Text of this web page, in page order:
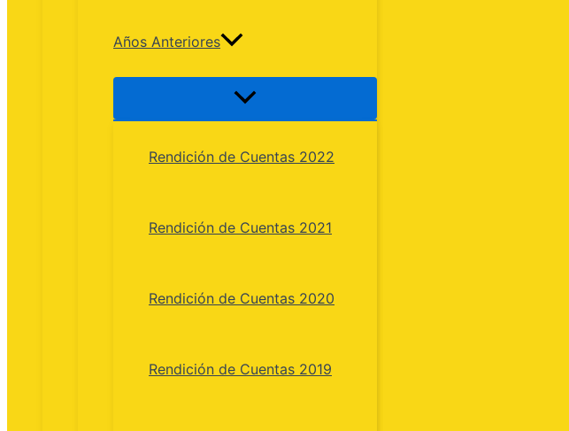
Años Anteriores
Rendición de Cuentas 2022
Rendición de Cuentas 2021
Rendición de Cuentas 2020
Rendición de Cuentas 2019